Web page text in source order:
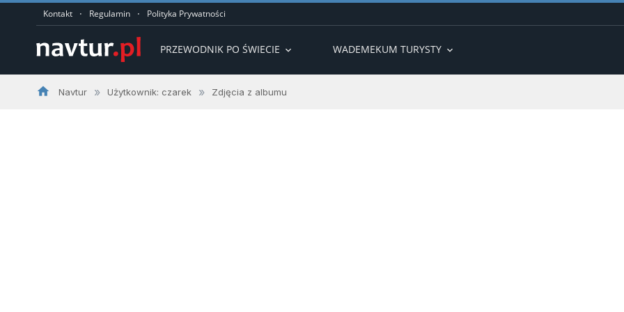
Kontakt · Regulamin · Polityka Prywatności
PRZEWODNIK PO ŚWIECIE expand_more WADEMEKUM TURYSTY expand_more
home Navtur » Użytkownik: czarek » Zdjęcia z albumu